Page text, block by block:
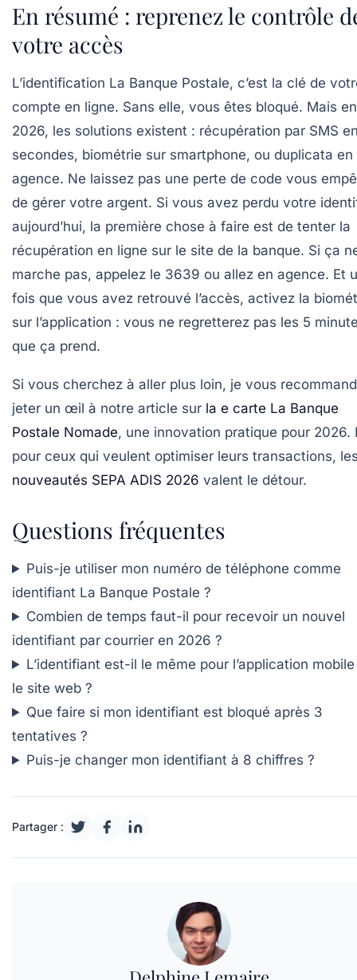
En résumé : reprenez le contrôle
votre accès
L’identification La Banque Postale, c’est la clé de
compte en ligne. Sans elle, vous êtes bloqué. Mais en
2026, les solutions existent : récupération par SMS
secondes, biométrie sur smartphone, ou duplicata en
agence. Ne laissez pas une perte de code vous
de gérer votre argent. Si vous avez perdu votre
aujourd’hui, la première chose à faire est de tenter la
récupération en ligne sur le site de la banque. Si ça
marche pas, appelez le 3639 ou allez en agence. Et
fois que vous avez retrouvé l’accès, activez la
sur l’application : vous ne regretterez pas les 5
que ça prend.
Si vous cherchez à aller plus loin, je vous
jeter un œil à notre article sur la e carte La Banque
Postale Nomade, une innovation pratique pour 2026.
pour ceux qui veulent optimiser leurs transactions,
nouveautés SEPA ADIS 2026 valent le détour.
Questions fréquentes
Puis-je utiliser mon numéro de téléphone comme
identifiant La Banque Postale ?
Combien de temps faut-il pour recevoir un nouvel
identifiant par courrier en 2026 ?
L’identifiant est-il le même pour l’application
le site web ?
Que faire si mon identifiant est bloqué après 3
tentatives ?
Puis-je changer mon identifiant à 8 chiffres ?
Partager :